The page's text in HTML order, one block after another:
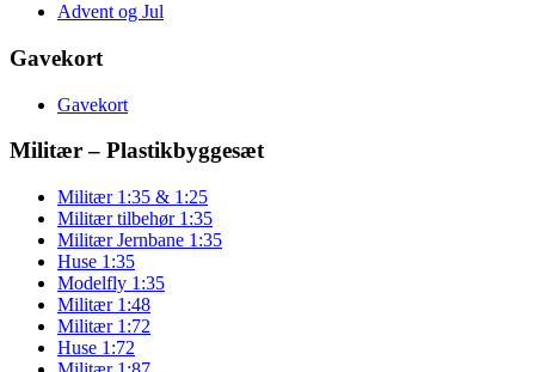
Advent og Jul
Gavekort
Gavekort
Militær – Plastikbyggesæt
Militær 1:35 & 1:25
Militær tilbehør 1:35
Militær Jernbane 1:35
Huse 1:35
Modelfly 1:35
Militær 1:48
Militær 1:72
Huse 1:72